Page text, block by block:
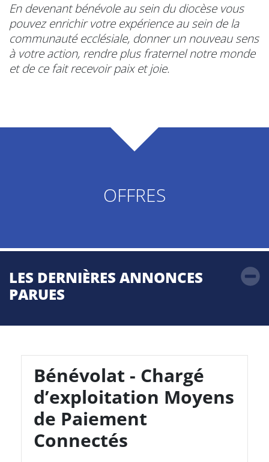
En devenant bénévole au sein du diocèse vous
pouvez enrichir votre expérience au sein de la
communauté ecclésiale, donner un nouveau sens
à votre action, rendre plus fraternel notre monde
et de ce fait recevoir paix et joie.
OFFRES
LES DERNIÈRES ANNONCES
PARUES
Bénévolat - Chargé
d’exploitation Moyens
de Paiement
Connectés